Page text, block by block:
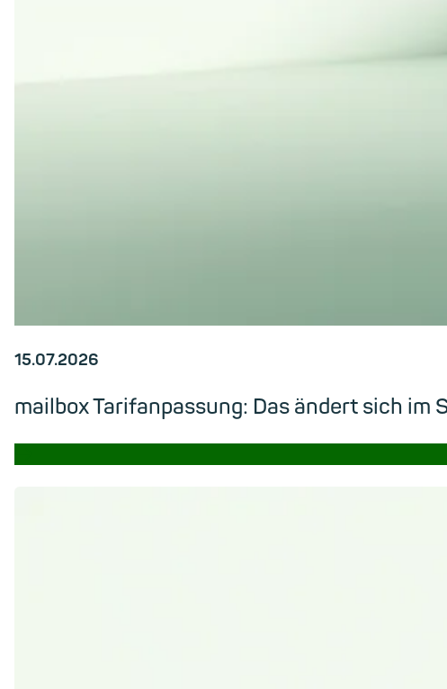
15.07.2026
mailbox Tarifanpassung: Das ändert sich im